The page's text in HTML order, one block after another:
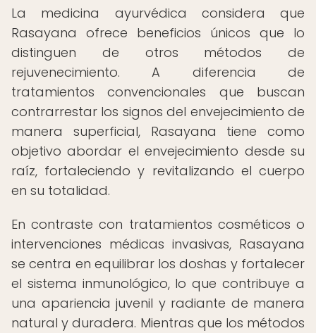
La medicina ayurvédica considera que
Rasayana ofrece beneficios únicos que lo
distinguen de otros métodos de
rejuvenecimiento. A diferencia de
tratamientos convencionales que buscan
contrarrestar los signos del envejecimiento de
manera superficial, Rasayana tiene como
objetivo abordar el envejecimiento desde su
raíz, fortaleciendo y revitalizando el cuerpo
en su totalidad.
En contraste con tratamientos cosméticos o
intervenciones médicas invasivas, Rasayana
se centra en equilibrar los doshas y fortalecer
el sistema inmunológico, lo que contribuye a
una apariencia juvenil y radiante de manera
natural y duradera. Mientras que los métodos